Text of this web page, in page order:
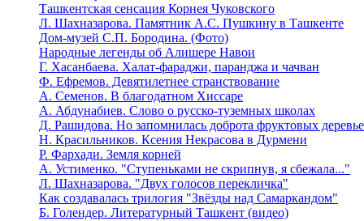
Ташкентская сенсация Корнея Чуковского
Л. Шахназарова. Памятник А.С. Пушкину в Ташкенте
Дом-музей С.П. Бородина. (Фото)
Народные легенды об Алишере Навои
Г. Хасанбаева. Халат-фараджи, паранджа и чачван
Ф. Ефремов. Девятилетнее странствование
А. Семенов. В благодатном Хиссаре
А. Абдунабиев. Слово о русско-туземных школах
Д. Рашидова. Но запомнилась доброта фруктовых
Н. Красильников. Ксения Некрасова в Дурмени
Р. Фархади. Земля корней
А. Устименко. "Ступеньками не скрипнув, я сбежала..."
Л. Шахназарова. "Двух голосов перекличка"
Как создавалась трилогия "Звёзды над Самаркандом"
Б. Голендер. Литературный Ташкент (видео)